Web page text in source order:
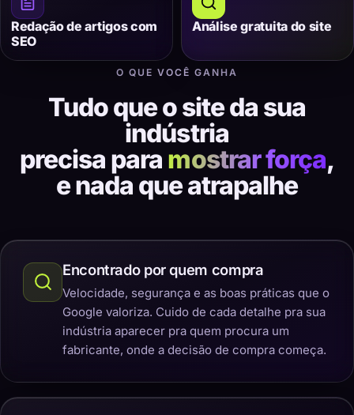
Redação de artigos com
SEO
Análise gratuita do site
O QUE VOCÊ GANHA
Tudo que o site da sua
indústria
precisa para mostrar força,
e nada que atrapalhe
Encontrado por quem compra
Velocidade, segurança e as boas práticas que o
Google valoriza. Cuido de cada detalhe pra sua
indústria aparecer pra quem procura um
fabricante, onde a decisão de compra começa.